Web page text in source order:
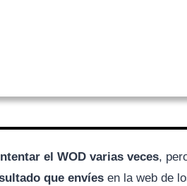
el WOD varias veces,
que envíes en la web de